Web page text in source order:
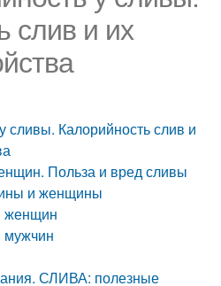
слив и их
сливы. Калорийность слив и
Польза и вред сливы
и женщины
женщин
мужчин
СЛИВА: полезные